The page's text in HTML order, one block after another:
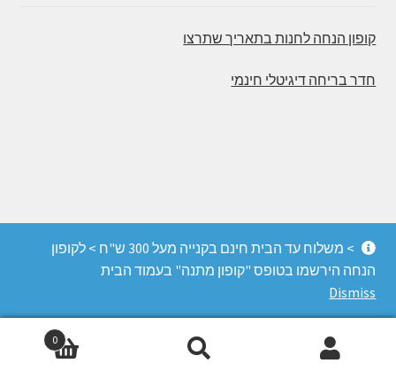
קופון הנחה לחנות בתאריך שתרצו
חדר בריחה דיגיטלי חינמי
מחשבה 2026
החנות מופעלת על ידי Storefront ו-WooCommerce
0
> משלוח עד הבית חינם בקנייה מעל 300 ש"ח > לקופון
הנחה הירשמו בטופס "קופון מתנה" בעמוד הבית
Dismiss